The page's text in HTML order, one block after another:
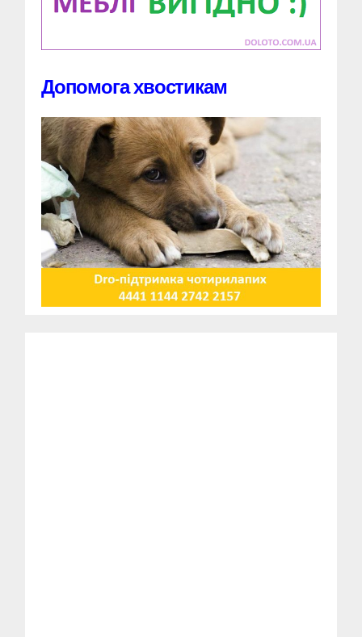
Допомога хвостикам